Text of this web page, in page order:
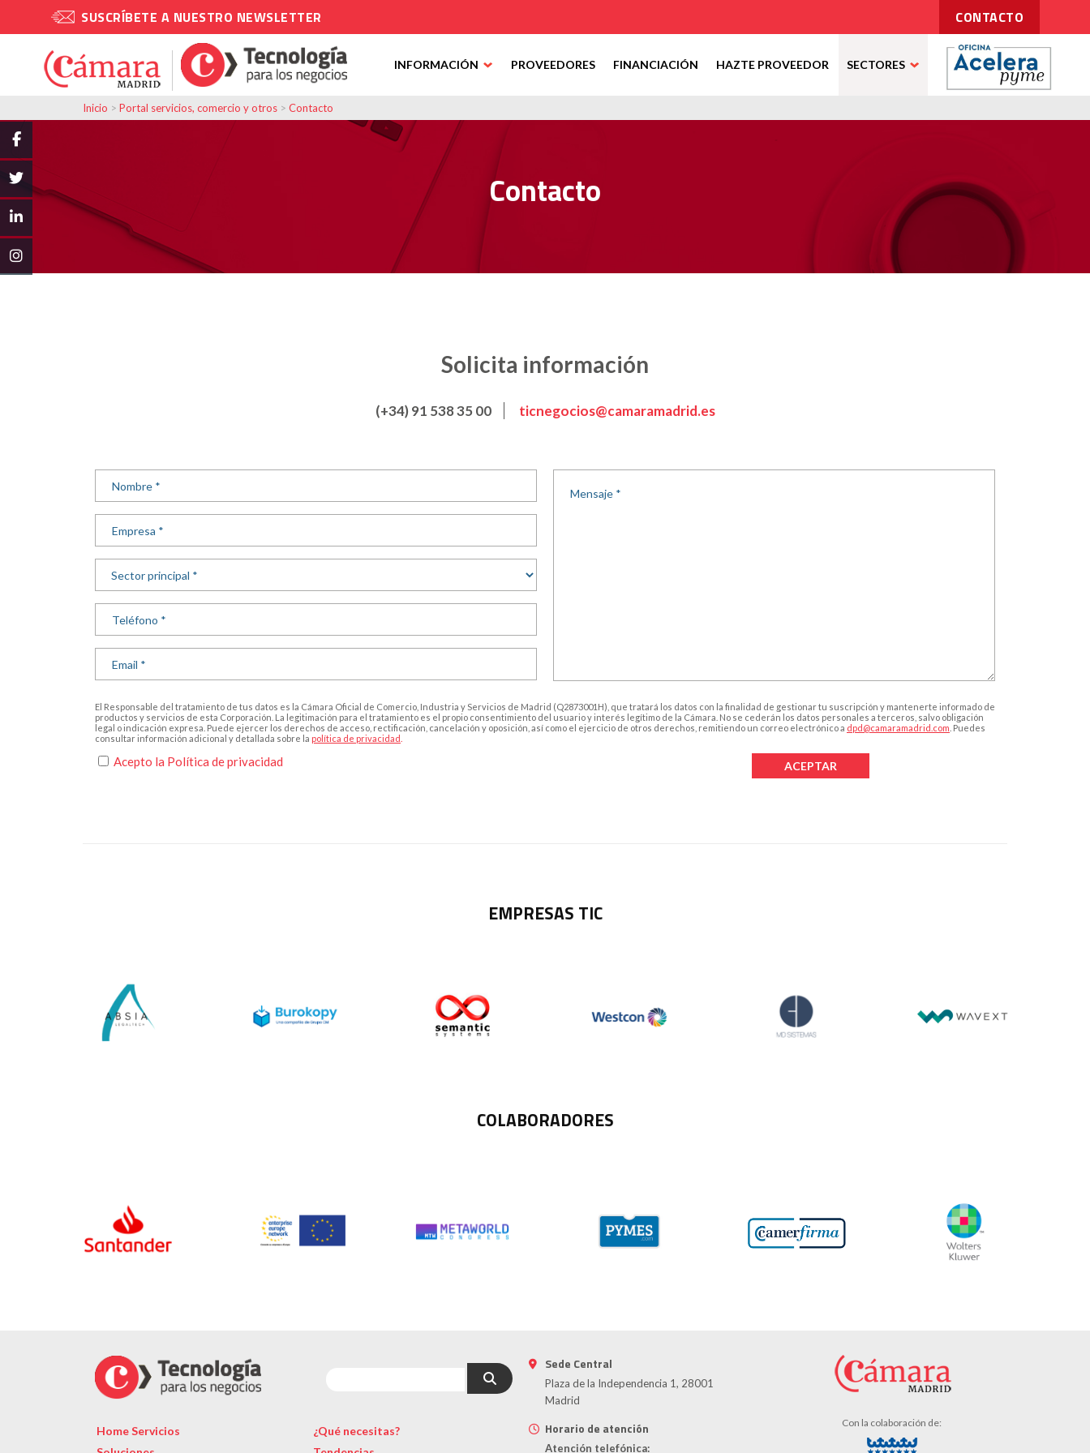
SUSCRÍBETE A NUESTRO NEWSLETTER CONTACTO
INFORMACIÓN PROVEEDORES FINANCIACIÓN HAZTE PROVEEDOR SECTORES
Inicio > Portal servicios, comercio y otros > Contacto
Contacto
Solicita información
(+34) 91 538 35 00 ticnegocios@camaramadrid.es
El Responsable del tratamiento de tus datos es la Cámara Oficial de Comercio, Industria y Servicios de Madrid (Q2873001H), que tratará los datos con la finalidad de gestionar tu suscripción y mantenerte informado de
productos y servicios de esta Corporación. La legitimación para el tratamiento es el propio consentimiento del usuario y interés legítimo de la Cámara. No se cederán los datos personales a terceros, salvo obligación
legal o indicación expresa. Puede ejercer los derechos de acceso, rectificación, cancelación y oposición, así como el ejercicio de otros derechos, remitiendo un correo electrónico a dpd@camaramadrid.com . Puedes
consultar información adicional y detallada sobre la política de privacidad
Acepto la Política de privacidad
EMPRESAS TIC
COLABORADORES
Home Servicios
¿Qué necesitas?
Sede Central
Plaza de la Independencia 1, 28001
Madrid
Horario de atención
Atención telefónica:
Con la colaboración de: